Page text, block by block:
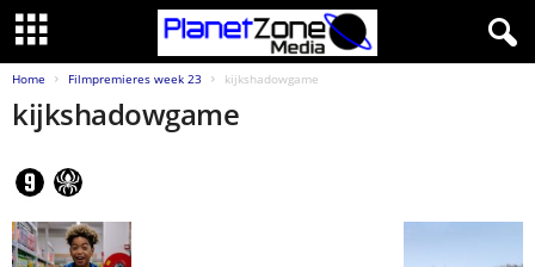
Home Filmpremieres week 23 kijkshadowgame
kijkshadowgame